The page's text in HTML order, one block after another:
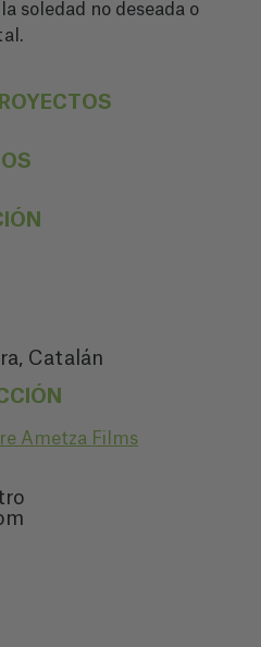
soledad no deseada o
Catalán
Ametza Films